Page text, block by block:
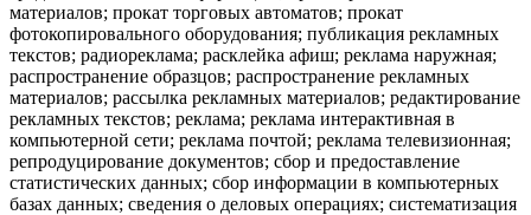
материалов; прокат торговых автоматов; прокат
фотокопировального оборудования; публикация рекламных
текстов; радиореклама; расклейка афиш; реклама наружная;
распространение образцов; распространение рекламных
материалов; рассылка рекламных материалов; редактирование
рекламных текстов; реклама; реклама интерактивная в
компьютерной сети; реклама почтой; реклама телевизионная;
репродуцирование документов; сбор и предоставление
статистических данных; сбор информации в компьютерных
базах данных; сведения о деловых операциях; систематизация